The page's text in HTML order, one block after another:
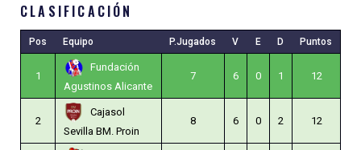
CLASIFICACIÓN
Pos Equipo P.Jugados V E D Puntos
1
Fundación
Agustinos Alicante
7 6 0 1 12
2
Cajasol
Sevilla BM. Proin
8 6 0 2 12